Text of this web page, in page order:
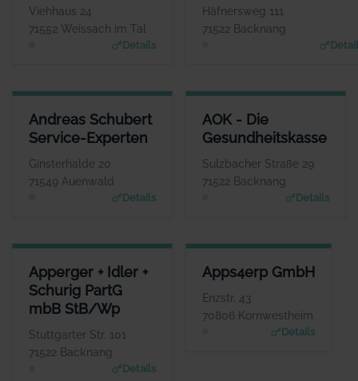
Viehhaus 24
71552 Weissach im Tal
Details
www.altenpflege-direkt.
de
Häfnersweg 111
71522 Backnang
www.aml-schaedlingsbekaem
Andreas Schubert
Service-Experten
Ginsterhalde 20
71549 Auenwald
Details
ANDREAS SCHUBERT SERVICE-EXPERTEN
Herr Andreas Schubert
WEBSITE
www.habenseite.de
AOK - Die
Gesundheitskasse
Sulzbacher Straße 29
71522 Backnang
Details
AOK - DIE
Herr Dominik
www.aok.de/bw
Apperger + Idler +
Schurig PartG
mbB StB/Wp
Stuttgarter Str. 101
71522 Backnang
Details
APPERGER + IDLER + SCHURIG PARTG MBB STB/WP
ANSPRECHPARTNER
Frau Simone Apperger-Fichtner
WEBSITE
www.apperger-idler.de
Apps4erp GmbH
Enzstr. 43
70806 Kornwestheim
Details
APPS4ERP GMBH
ANSPRECHPARTNER
Schmischke
WEBSITE
www.appsin.de